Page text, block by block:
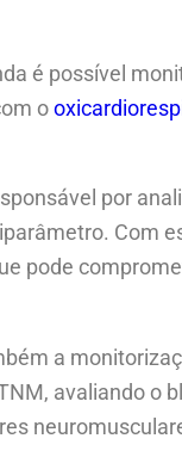
é possível
o
por
Com
pode
a
avaliando o